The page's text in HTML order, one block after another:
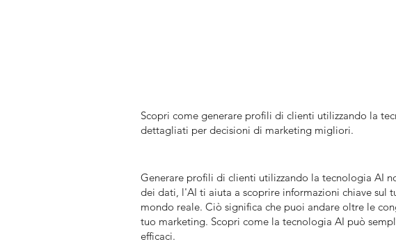
Scopri come generare profili di clienti utilizzando la
dettagliati per decisioni di marketing migliori.
Generare profili di clienti utilizzando la tecnologia AI
dei dati, l'AI ti aiuta a scoprire informazioni chiave
mondo reale. Ciò significa che puoi andare oltre le
tuo marketing. Scopri come la tecnologia AI può
efficaci.